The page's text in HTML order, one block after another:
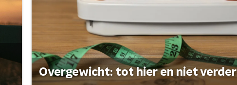
Overgewicht: tot hier en niet verder